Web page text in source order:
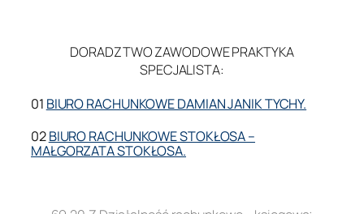
DORADZTWO ZAWODOWE PRAKTYKA
SPECJALISTA:
01 BIURO RACHUNKOWE DAMIAN JANIK TYCHY.
02BIURO RACHUNKOWE STOKŁOSA –
MAŁGORZATA STOKŁOSA.